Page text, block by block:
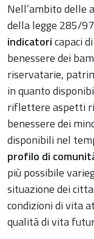
Nell’ambito delle
della legge 285/
indicatoricapaci
benessere dei
riservatarie,
in quanto
riflettere aspetti
benessere dei
disponibili nel
profilo di
più possibile
situazione dei
condizioni di vita
qualità di vita